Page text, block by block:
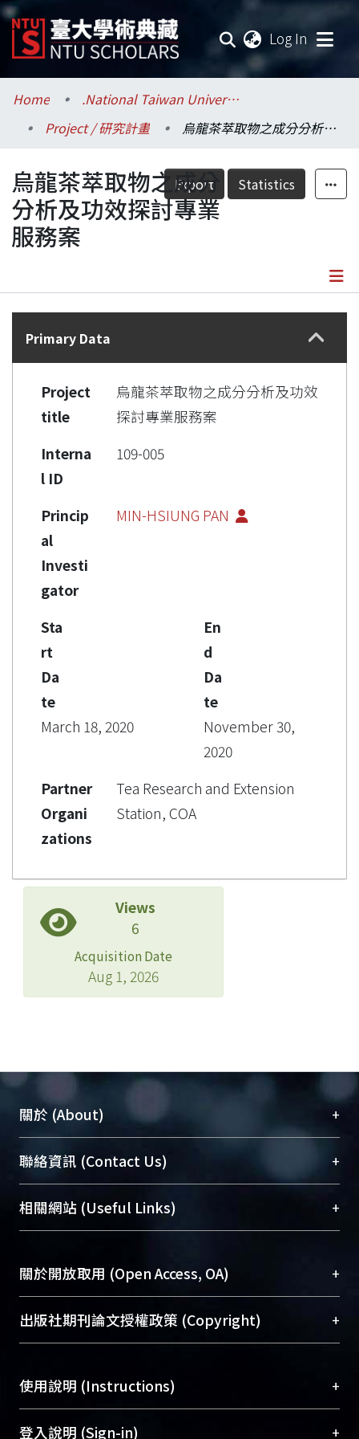
Log In
Communities & Collections
Research Outputs
Fundings & Projects
Researchers
Statistics
Home
.National Taiwan University / 國立臺灣大學
Project / 研究計畫
烏龍茶萃取物之成分分析及功效探討專業服務案
Export Statistics
烏龍茶萃取物之成分
分析及功效探討專業
服務案
Details
Primary Data
Project
title
烏龍茶萃取物之成分分析及功效
探討專業服務案
Interna
l ID
109-005
Princip
al
Investi
gator
MIN-HSIUNG PAN
Sta
rt
Da
te
March 18, 2020
En
d
Da
te
November 30,
2020
Partner
Organi
zations
Tea Research and Extension
Station, COA
Views
6
Acquisition Date
Aug 1, 2026
關於 (About) +
臺大位居世界頂尖大學之列，為永久珍藏及向國際
展現本校豐碩的研究成果及學術能量，圖書館整合
機構典藏（NTUR）與學術庫（AH）不同功能平
台，成為臺大學術典藏NTU scholars。期能整合研
成果。
To permanently archive and promote researcher
profiles and scholarly works, Library integrates the
services of “NTU Repository” with “Academic
聯絡資訊 (Contact Us) +
總館學科館員(Main Library)
醫學圖書館學科館員(Medical Library)
Sciences Library)
相關網站 (Useful Links) +
關於開放取用 (Open Access, OA) +
開放取用是從使用者角度提升資訊取用性的社會運
動，應用在學術研究上是透過將研究著作公開供使
用逐年攀升。同時可加速研究發展、提升研究影響
Archive）平台。 （點選深入了解OA）
出版社期刊論文授權政策 (Copyright) +
含部分內容的版權非匯入者所有，或由第三方贊
助與合作完成，請確認該版權所有者及第三方同
意提供此授權。
使用說明 (Instructions) +
網站簡介(Quickstart Guide)
登入說明 (Sign-in) +